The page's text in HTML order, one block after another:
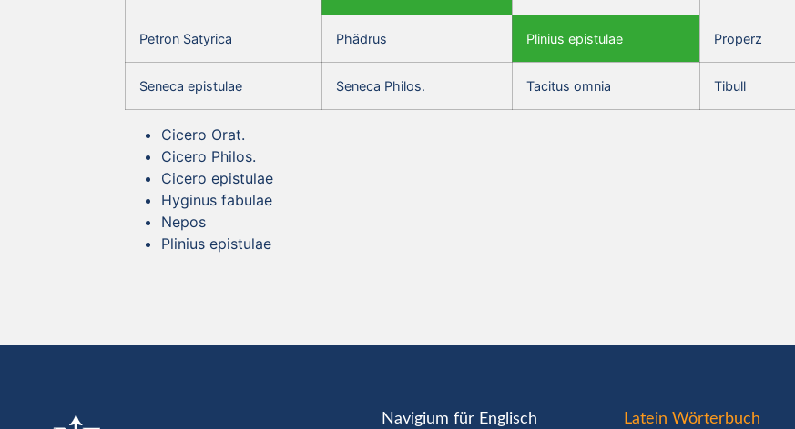
Petron Satyrica Phädrus Plinius epistulae Properz
Seneca epistulae Seneca Philos. Tacitus omnia Tibull
Cicero Orat.
Cicero Philos.
Cicero epistulae
Hyginus fabulae
Nepos
Plinius epistulae
Navigium für Englisch Latein Wörterbuch